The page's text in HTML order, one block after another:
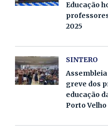
Educação
2025
SINTERO
greve dos
educação
Porto Velho